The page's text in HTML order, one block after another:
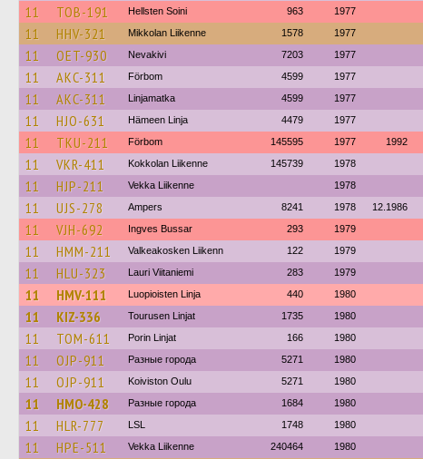
11 TOB-191 Hellsten Soini 963 1977
11 HHV-321 Mikkolan Liikenne 1578 1977
11 OET-930 Nevakivi 7203 1977
11 AKC-311 Förbom 4599 1977
11 AKC-311 Linjamatka 4599 1977
11 HJO-631 Hämeen Linja 4479 1977
11 TKU-211 Förbom 145595 1977 1992
11 VKR-411 Kokkolan Liikenne 145739 1978
11 HJP-211 Vekka Liikenne 1978
11 UJS-278 Ampers 8241 1978 12.1986
11 VJH-692 Ingves Bussar 293 1979
11 HMM-211 Valkeakosken Liikenn 122 1979
11 HLU-323 Lauri Viitaniemi 283 1979
11 HMV-111 Luopioisten Linja 440 1980
11 KIZ-336 Tourusen Linjat 1735 1980
11 TOM-611 Porin Linjat 166 1980
11 OJP-911 Разные города 5271 1980
11 OJP-911 Koiviston Oulu 5271 1980
11 HMO-428 Разные города 1684 1980
11 HLR-777 LSL 1748 1980
11 HPE-511 Vekka Liikenne 240464 1980